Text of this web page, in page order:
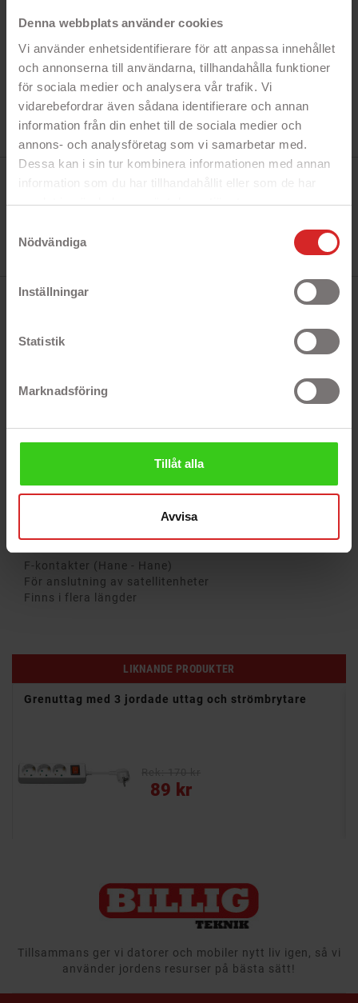
Denna webbplats använder cookies
Vi använder enhetsidentifierare för att anpassa innehållet
och annonserna till användarna, tillhandahålla funktioner
för sociala medier och analysera vår trafik. Vi
vidarebefordrar även sådana identifierare och annan
information från din enhet till de sociala medier och
annons- och analysföretag som vi samarbetar med.
Dessa kan i sin tur kombinera informationen med annan
information som du har tillhandahållit eller som de har
samlat in när du har använt deras tjänster.
Nödvändiga
Inställningar
Statistik
Marknadsföring
Tillåt alla
Avvisa
4040849666209
I lager
Antennkabel med F-kontakt SAT Koaxialkabel
Ohms impedans. 2x shielded class A, >85 dB. Den
fungerar även som modemkabel.
En antennkabel med F-kontakter (hane) i båda
ändarna som är perfekt för anslutning till
satellitenheter i vit färg. De förnicklade
videoåtergivning och är idealisk för satellit och
Egenskaper
F-kontakter (Hane - Hane)
För anslutning av satellitenheter
Finns i flera längder
LIKNANDE PRODUKTER
Grenuttag med 3 jordade uttag och strömbrytare
89 kr
Pris
Tillsammans ger vi datorer och mobiler nytt liv igen, så vi
använder jordens resurser på bästa sätt!